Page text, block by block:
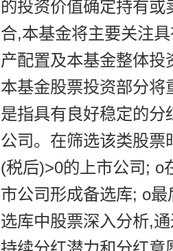
的投资价值确定持有
合,本基金将主要关注
产配置及本基金整体
本基金股票投资部分
是指具有良好稳定的
公司。在筛选该类股
(税后)>0的上市公司; o
市公司形成备选库; o
选库中股票深入分析,